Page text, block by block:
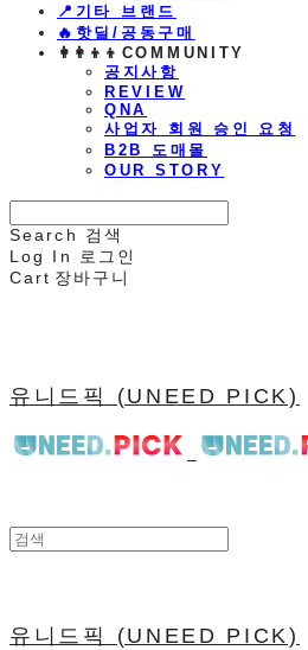
📍기타 브랜드
🔥핫딜/공동구매
👩‍👩‍👦‍👦COMMUNITY
공지사항
REVIEW
QNA
사업자 회원 승인 요청
B2B 도매몰
OUR STORY
Search
검색
Log In
로그인
Cart 장바구니
유니드픽 (UNEED PICK)
유니드픽 (UNEED PICK)